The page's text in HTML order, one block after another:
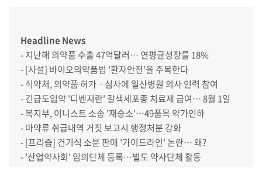
Headline News
- 지난해 의약품 수출 47억달러… 연평균성장률 18%
- [사설] 바이오의약품법 '환자안전'을 주목한다
- 식약처, 의약품 허가ㆍ심사에 일산병원 의사 인력 참여
- 긴급도입약 '디벤지란' 갈색세포종 치료제 급여… 8월 1일
- 복지부, 이니스트 소송 '재승소'…49품목 약가인하
- 마약류 취급내역 거짓 보고시 행정처분 강화
- [프리즘] 건기식 소분 판매 '가이드라인' 논란… 왜?
- '산업약사회' 임의단체 등록…별도 약사단체 활동